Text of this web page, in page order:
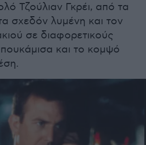
Τζούλιαν Γκρέι, από τα
σχεδόν λυμένη και τον
σε διαφορετικούς
και το κομψό